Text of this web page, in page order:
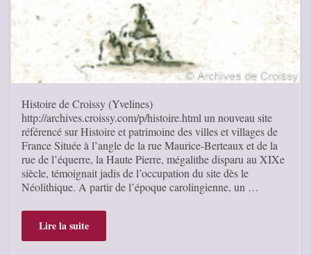
Histoire de Croissy (Yvelines)
http://archives.croissy.com/p/histoire.html un nouveau site
référencé sur Histoire et patrimoine des villes et villages de
France Située à l’angle de la rue Maurice-Berteaux et de la
rue de l’équerre, la Haute Pierre, mégalithe disparu au XIXe
siècle, témoignait jadis de l’occupation du site dès le
Néolithique. A partir de l’époque carolingienne, un …
Lire la suite